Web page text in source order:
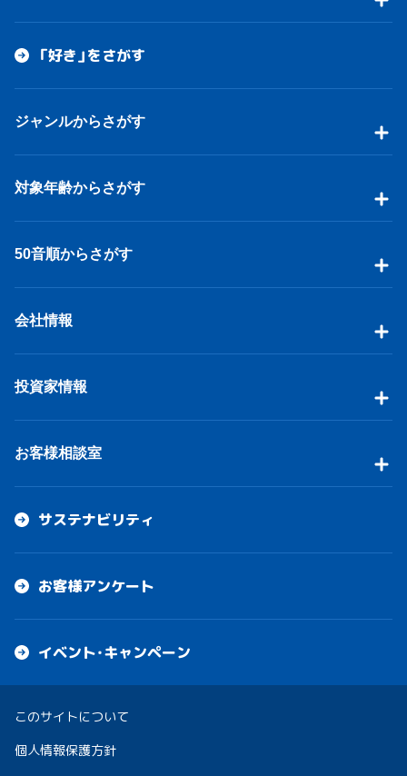
「好き」をさがす
ジャンルからさがす
対象年齢からさがす
50音順からさがす
会社情報
投資家情報
お客様相談室
サステナビリティ
お客様アンケート
イベント・キャンペーン
このサイトについて
個人情報保護方針